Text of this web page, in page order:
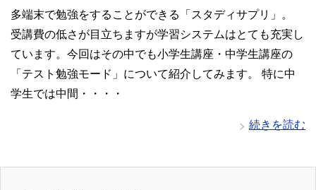
多端末で勉強をすることができる「スタディサプリ」。
受講費の低さが目立ちますが学習システムはとても充実し
ています。今回はその中でも小学生講座・中学生講座の
「テスト勉強モード」について紹介してみます。 特に中
学生では中間・・・・
続きを読む